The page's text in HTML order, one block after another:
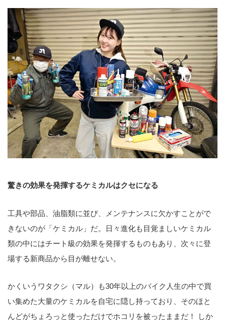
驚きの効果を発揮するケミカルはクセになる
工具や部品、油脂類に並び、メンテナンスに欠かすことがで
きないのが「ケミカル」だ。日々進化も目覚ましいケミカル
類の中にはチート級の効果を発揮するものもあり、次々に登
場する新商品から目が離せない。
かくいうワタクシ（マル）も30年以上のバイク人生の中で買
い集めた大量のケミカルを自宅に隠し持っており、そのほと
んどがちょろっと使っただけでホコリを被ったままだ！ しか